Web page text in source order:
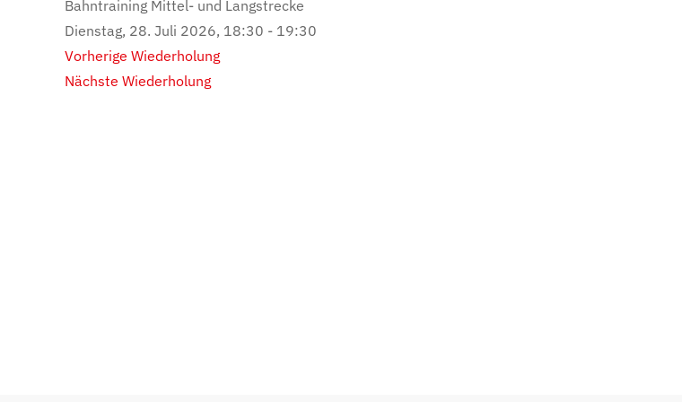
Bahntraining Mittel- und Langstrecke
Dienstag, 28. Juli 2026, 18:30 - 19:30
Vorherige Wiederholung
Nächste Wiederholung